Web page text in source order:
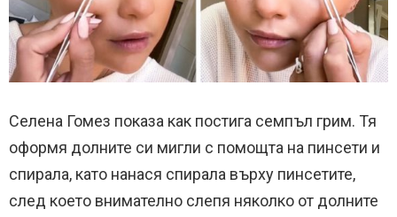
Селена Гомез показа как постига семпъл грим. Тя
оформя долните си мигли с помощта на пинсети и
спирала, като нанася спирала върху пинсетите,
след което внимателно слепя няколко от долните